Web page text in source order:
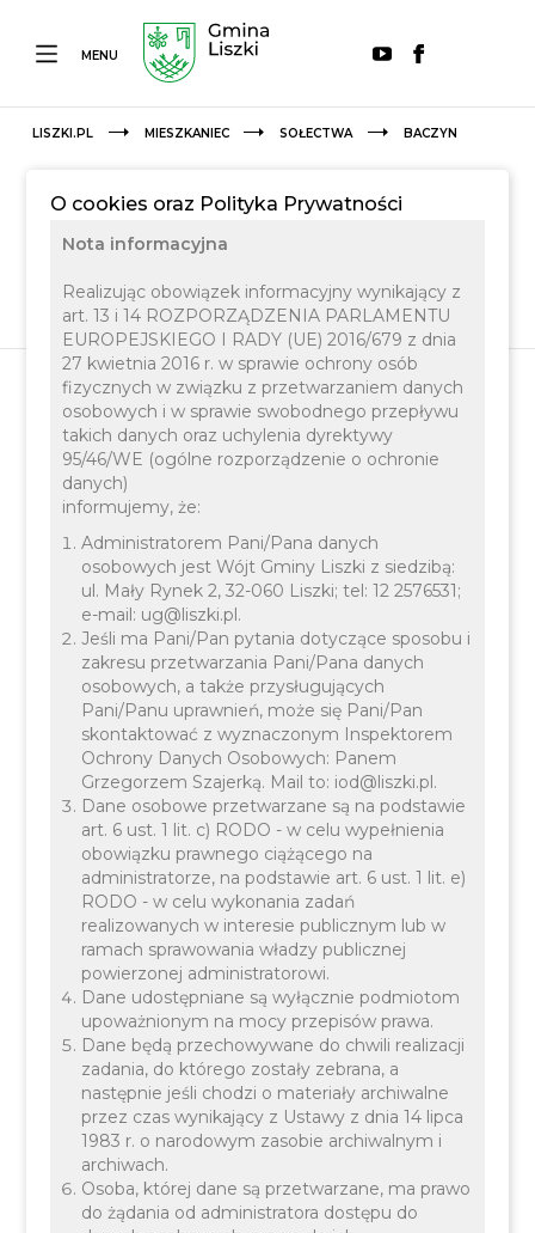
MENU
LISZKI.PL MIESZKANIEC SOŁECTWA BACZYN
Baczyn
Liczba mieszkańców:
źródło: GUS, NSP 2021
Wieś położona w Dolinie Sanki, otoczona
zalesionymi wzgórzami. Przed 1357 r. jedna część
wsi należała do klasztoru Benedyktynów z Tyńca i
nazywała się Bączynem, później Baczynem
Morawickim. Druga część należała do możnego
rodu Tęczyńskich. Nazywano ją Lopanowa a
później Baczyn Brzoskwiński. Pod koniec XV w.
Część tyniecka podupadła i opustoszała. Po
rozbiorach Polski cała wieś znalazła się w składzie
tzw. Hrabstwa Tęczyńskiego. Przez długie lata
Baczyn znany był z dużego stawu, który zasilany
był potokiem wypływającym z podnóża sterczącej
na środku doliny góry o nazwie “Olimp”. Z uwagi
na atrakcyjne położenie i walory krajobrazowe w
Baczynie powstają domy letniskowe.
O cookies oraz Polityka Prywatności
Nota informacyjna
Realizując obowiązek informacyjny wynikający z
art. 13 i 14 ROZPORZĄDZENIA PARLAMENTU
EUROPEJSKIEGO I RADY (UE) 2016/679 z dnia
27 kwietnia 2016 r. w sprawie ochrony osób
fizycznych w związku z przetwarzaniem danych
osobowych i w sprawie swobodnego przepływu
takich danych oraz uchylenia dyrektywy
95/46/WE (ogólne rozporządzenie o ochronie
danych)
informujemy, że:
Administratorem Pani/Pana danych
osobowych jest Wójt Gminy Liszki z siedzibą:
ul. Mały Rynek 2, 32-060 Liszki; tel: 12 2576531;
e-mail: ug@liszki.pl.
Jeśli ma Pani/Pan pytania dotyczące sposobu i
zakresu przetwarzania Pani/Pana danych
osobowych, a także przysługujących
Pani/Panu uprawnień, może się Pani/Pan
skontaktować z wyznaczonym Inspektorem
Ochrony Danych Osobowych: Panem
Grzegorzem Szajerką. Mail to: iod@liszki.pl.
Dane osobowe przetwarzane są na podstawie
art. 6 ust. 1 lit. c) RODO - w celu wypełnienia
obowiązku prawnego ciążącego na
administratorze, na podstawie art. 6 ust. 1 lit. e)
RODO - w celu wykonania zadań
realizowanych w interesie publicznym lub w
ramach sprawowania władzy publicznej
powierzonej administratorowi.
Dane udostępniane są wyłącznie podmiotom
upoważnionym na mocy przepisów prawa.
Dane będą przechowywane do chwili realizacji
zadania, do którego zostały zebrana, a
następnie jeśli chodzi o materiały archiwalne
przez czas wynikający z Ustawy z dnia 14 lipca
1983 r. o narodowym zasobie archiwalnym i
archiwach.
Osoba, której dane są przetwarzane, ma prawo
do żądania od administratora dostępu do